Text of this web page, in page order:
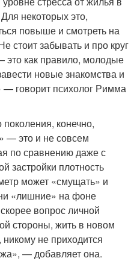
некоторых это,
повыше и смотреть на
стоит забывать и про круг
как правило, молодые
новые знакомства и
говорит психолог Римма
конечно,
— это и не совсем
по сравнению даже с
застройки плотность
может «смущать» и
«лишние» на фоне
вопрос личной
стороны, жить в новом
не приходится
— добавляет она.